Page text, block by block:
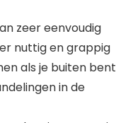
zeer eenvoudig
nuttig en grappig
als je buiten bent
in de